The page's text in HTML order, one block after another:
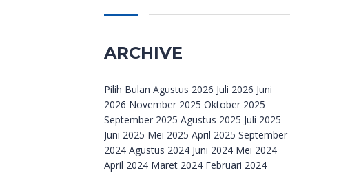
ARCHIVE
Archive
Pilih Bulan Agustus 2026 Juli 2026 Juni
2026 November 2025 Oktober 2025
September 2025 Agustus 2025 Juli 2025
Juni 2025 Mei 2025 April 2025 September
2024 Agustus 2024 Juni 2024 Mei 2024
April 2024 Maret 2024 Februari 2024